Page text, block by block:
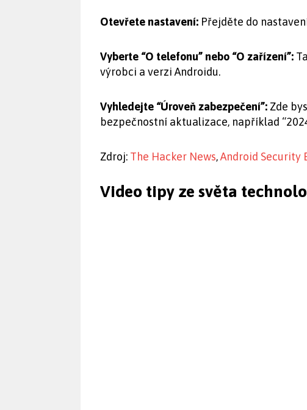
Otevřete nastavení: Přejděte do
Vyberte “O telefonu” nebo “O zařízení”:
výrobci a verzi Androidu.
Vyhledejte “Úroveň zabezpečení”: Zde
bezpečnostní aktualizace, například
Zdroj: The Hacker News,Android Security
Video tipy ze světa